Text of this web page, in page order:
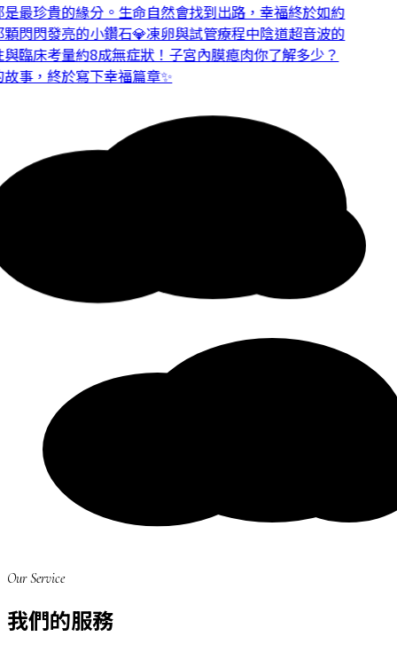
最珍貴的緣分。 生命自然會找到出路，幸福終於如約
閃閃發亮的小鑽石💎凍卵與試管療程中陰道超音波的
臨床考量約8成無症狀！子宮內膜瘜肉你了解多少？
事，終於寫下幸福篇章✨
Our Service
我們的服務